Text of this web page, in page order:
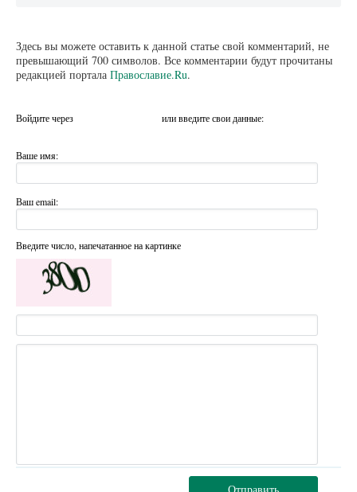
Здесь вы можете оставить к данной статье свой комментарий, не
превышающий 700 символов. Все комментарии будут прочитаны
редакцией портала Православие.Ru.
Войдите через или введите свои данные:
Ваше имя:
Ваш email:
Введите число, напечатанное на картинке